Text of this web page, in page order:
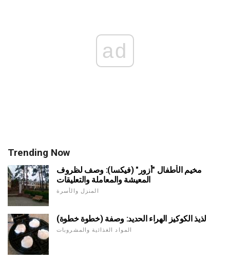
ad
Trending Now
مخيم الأطفال "أزور" (فيكسا): وصف لظروف
المعيشة والمعاملة والتعليقات
المنزل والأسرة
لذيذ الكوكيز الهراء الحديد: وصفة (خطوة خطوة)
المواد الغذائية والمشروبات